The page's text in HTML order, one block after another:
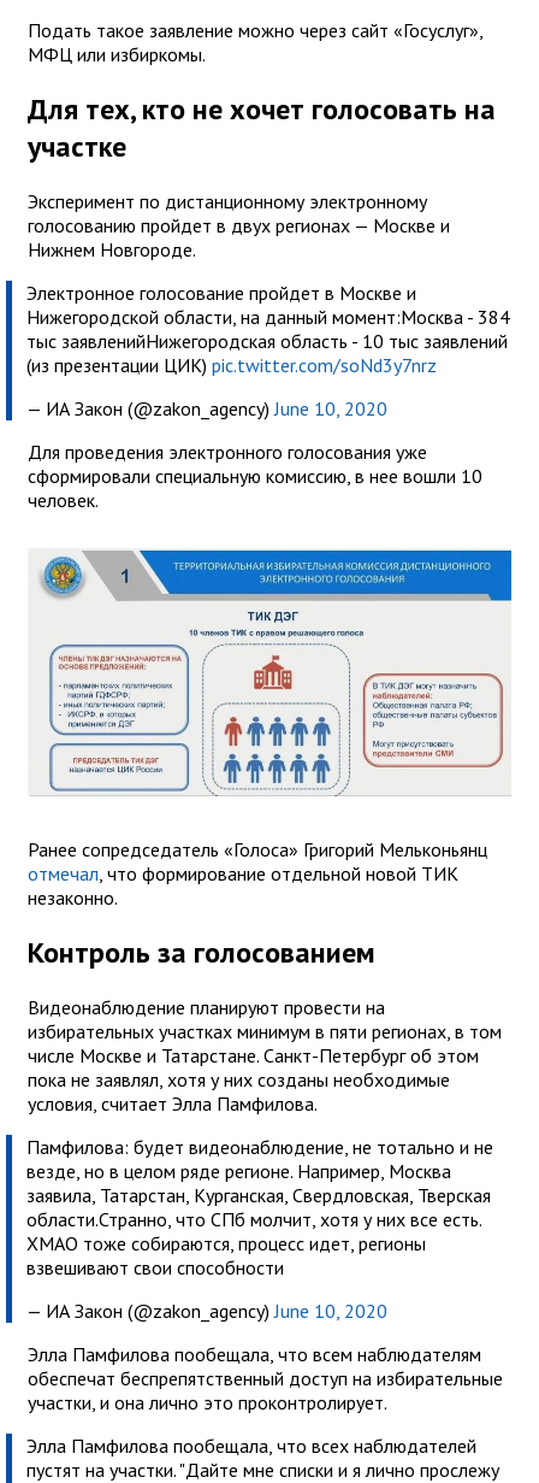
Подать такое заявление можно через сайт «Госуслуг»,
МФЦ или избиркомы.
Для тех, кто не хочет голосовать на
участке
Эксперимент по дистанционному электронному
голосованию пройдет в двух регионах — Москве и
Нижнем Новгороде.
Электронное голосование пройдет в Москве и
Нижегородской области, на данный момент:Москва - 384
тыс заявленийНижегородская область - 10 тыс заявлений
(из презентации ЦИК) pic.twitter.com/soNd3y7nrz
— ИА Закон (@zakon_agency)June 10, 2020
Для проведения электронного голосования уже
сформировали специальную комиссию, в нее вошли 10
человек.
Ранее сопредседатель «Голоса» Григорий Мельконьянц
отмечал, что формирование отдельной новой ТИК
незаконно.
Контроль за голосованием
Видеонаблюдение планируют провести на
избирательных участках минимум в пяти регионах, в том
числе Москве и Татарстане. Санкт-Петербург об этом
пока не заявлял, хотя у них созданы необходимые
условия, считает Элла Памфилова.
Памфилова: будет видеонаблюдение, не тотально и не
везде, но в целом ряде регионе. Например, Москва
заявила, Татарстан, Курганская, Свердловская, Тверская
области.Странно, что СПб молчит, хотя у них все есть.
ХМАО тоже собираются, процесс идет, регионы
взвешивают свои способности
— ИА Закон (@zakon_agency)June 10, 2020
Элла Памфилова пообещала, что всем наблюдателям
обеспечат беспрепятственный доступ на избирательные
участки, и она лично это проконтролирует.
Элла Памфилова пообещала, что всех наблюдателей
пустят на участки. "Дайте мне списки и я лично прослежу